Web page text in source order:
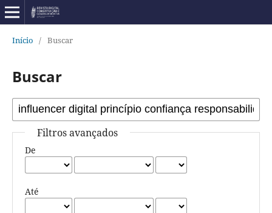
Início / Buscar
Buscar
Filtros avançados
De
Até